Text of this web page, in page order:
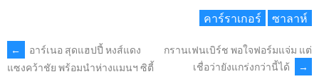
คาร์ราเกอร์ ซาลาห์
POST
←
อาร์เนอ สุดแฮปปี้ หงส์แดง
แซงคว้าชัย พร้อมนำห่างแมนฯ ซิตี้
กรานเฟนเบิร์ช พอใจฟอร์มแจ่ม แต่
เชื่อว่ายังแกร่งกว่านี้ได้
→